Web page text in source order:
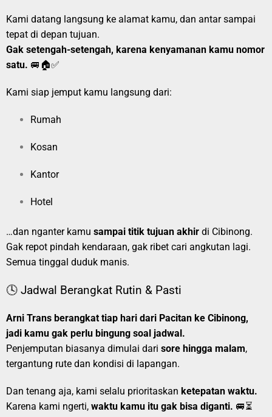
Kami datang langsung ke alamat kamu, dan antar sampai
tepat di depan tujuan.
Gak setengah-setengah, karena kenyamanan kamu nomor
satu. 🚐🏠✅
Kami siap jemput kamu langsung dari:
Rumah
Kosan
Kantor
Hotel
…dan nganter kamu sampai titik tujuan akhir di Cibinong.
Gak repot pindah kendaraan, gak ribet cari angkutan lagi.
Semua tinggal duduk manis.
🕓 Jadwal Berangkat Rutin & Pasti
Arni Trans berangkat tiap hari dari Pacitan ke Cibinong,
jadi kamu gak perlu bingung soal jadwal.
Penjemputan biasanya dimulai dari sore hingga malam,
tergantung rute dan kondisi di lapangan.
Dan tenang aja, kami selalu prioritaskan ketepatan waktu.
Karena kami ngerti, waktu kamu itu gak bisa diganti. 🚐⏳